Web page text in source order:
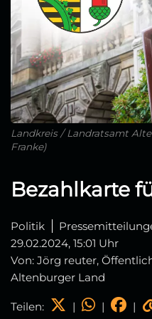
Landkreis / Landratsamt
Franke)
Bezahlkarte
Politik
29.02.2024, 15:01 Uhr
Von: Jörg reuter,
Altenburger Land
Teilen: | | |